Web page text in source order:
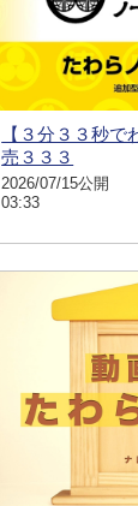
【３分３３秒
売３３３
2026/07/15公開
03:33